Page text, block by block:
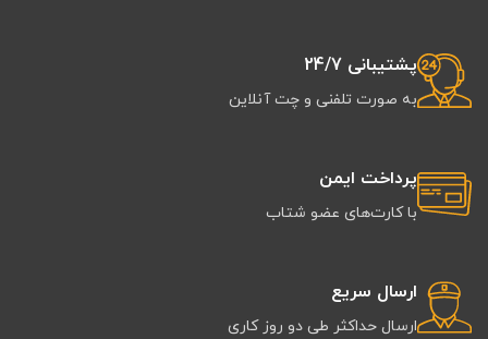
پشتیبانی 24/7
به صورت تلفنی و چت آنلاین
پرداخت ایمن
با کارت‌های عضو شتاب
ارسال سریع
ارسال حداکثر طی دو روز کاری